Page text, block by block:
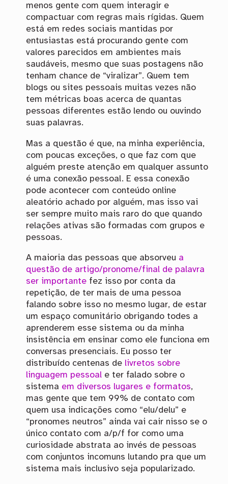
menos gente com quem interagir e
compactuar com regras mais rígidas. Quem
está em redes sociais mantidas por
entusiastas está procurando gente com
valores parecidos em ambientes mais
saudáveis, mesmo que suas postagens não
tenham chance de “viralizar”. Quem tem
blogs ou sites pessoais muitas vezes não
tem métricas boas acerca de quantas
pessoas diferentes estão lendo ou ouvindo
suas palavras.
Mas a questão é que, na minha experiência,
com poucas exceções, o que faz com que
alguém preste atenção em qualquer assunto
é uma conexão pessoal. E essa conexão
pode acontecer com conteúdo online
aleatório achado por alguém, mas isso vai
ser sempre muito mais raro do que quando
relações ativas são formadas com grupos e
pessoas.
A maioria das pessoas que absorveu a
questão de artigo/pronome/final de palavra
ser importantefez isso por conta da
repetição, de ter mais de uma pessoa
falando sobre isso no mesmo lugar, de estar
um espaço comunitário obrigando todes a
aprenderem esse sistema ou da minha
insistência em ensinar como ele funciona em
conversas presenciais. Eu posso ter
distribuído centenas de livretos sobre
linguagem pessoale ter falado sobre o
sistema em diversos lugares e formatos,
mas gente que tem 99% de contato com
quem usa indicações como “elu/delu” e
“pronomes neutros” ainda vai cair nisso se o
único contato com a/p/f for como uma
curiosidade abstrata ao invés de pessoas
com conjuntos incomuns lutando pra que um
sistema mais inclusivo seja popularizado.